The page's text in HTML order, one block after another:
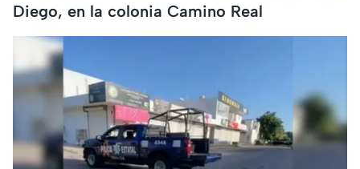
Diego, en la colonia Camino Real